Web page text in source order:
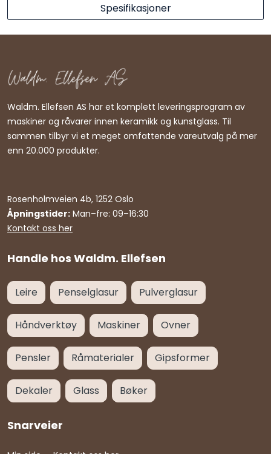
Spesifikasjoner
Handle hos Waldm. Ellefsen
Waldm. Ellefsen AS har et komplett leveringsprogram av
maskiner og råvarer innen keramikk og kunstglass. Til
sammen tilbyr vi et meget omfattende vareutvalg på mer
enn 20.000 produkter.
Rosenholmveien 4b, 1252 Oslo
Åpningstider: Man–fre: 09–16:30
Kontakt oss her
Leire Penselglasur Pulverglasur
Håndverktøy Maskiner Ovner
Pensler Råmaterialer Gipsformer
Dekaler Glass Bøker
Snarveier